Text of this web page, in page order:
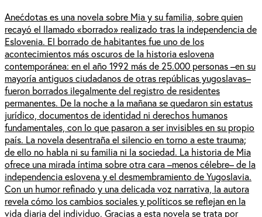
Anećdotas es una novela sobre Mia y su familia, sobre quien
recayó el llamado «borrado» realizado tras la independencia de
Eslovenia. El borrado de habitantes fue uno de los
acontecimientos más oscuros de la historia eslovena
contemporánea: en el año 1992 más de 25.000 personas –en su
mayoría antiguos ciudadanos de otras repúblicas yugoslavas–
fueron borrados ilegalmente del registro de residentes
permanentes. De la noche a la mañana se quedaron sin estatus
jurídico, documentos de identidad ni derechos humanos
fundamentales, con lo que pasaron a ser invisibles en su propio
país. La novela desentraña el silencio en torno a este trauma;
de ello no habla ni su familia ni la sociedad. La historia de Mia
ofrece una mirada íntima sobre otra cara –menos célebre– de la
independencia eslovena y el desmembramiento de Yugoslavia.
Con un humor refinado y una delicada voz narrativa, la autora
revela cómo los cambios sociales y políticos se reflejan en la
vida diaria del individuo. Gracias a esta novela se trata por